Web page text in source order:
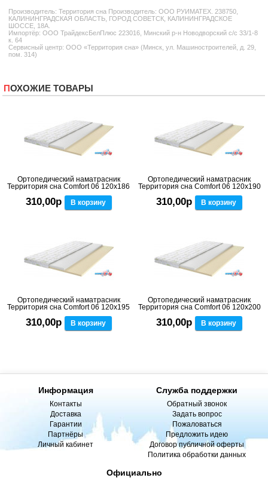
Производитель:Территория сна Производитель: ООО РУИМАТЕХ. 238750,
КАЛИНИНГРАДСКАЯ ОБЛАСТЬ, ГОРОД СОВЕТСК, КАЛИНИНГРАДСКОЕ
ШОССЕ, 18А.
Импортёр: ООО ТрайдексБелПлюс 223016, Минский р-н Новодворский с/с 33/1-8
к. 64
Сервисный центр: ООО «Территория сна» (Минск, ул. Машиностроителей, д. 29,
пом. 314)
ПОХОЖИЕ ТОВАРЫ
Ортопедический наматрасник
Территория сна Comfort 06 120x186
310,00р В корзину
Ортопедический наматрасник
Территория сна Comfort 06 120x190
310,00р В корзину
Ортопедический наматрасник
Территория сна Comfort 06 120x195
310,00р В корзину
Ортопедический наматрасник
Территория сна Comfort 06 120x200
310,00р В корзину
Информация
Контакты
Доставка
Гарантии
Партнёры
Личный кабинет
Служба поддержки
Обратный звонок
Задать вопрос
Пожаловаться
Предложить идею
Договор публичной оферты
Политика обработки данных
Официально